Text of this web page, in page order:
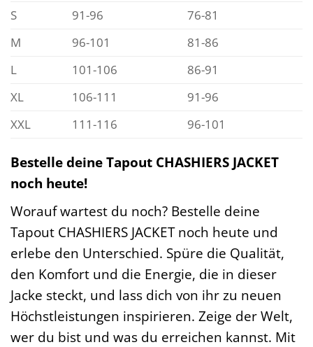
S
91-96
76-81
M
96-101
81-86
L
101-106
86-91
XL
106-111
91-96
XXL
111-116 96-101
Bestelle deine Tapout CHASHIERS JACKET
noch heute!
Worauf wartest du noch? Bestelle deine
Tapout CHASHIERS JACKET noch heute und
erlebe den Unterschied. Spüre die Qualität,
den Komfort und die Energie, die in dieser
Jacke steckt, und lass dich von ihr zu neuen
Höchstleistungen inspirieren. Zeige der Welt,
wer du bist und was du erreichen kannst. Mit